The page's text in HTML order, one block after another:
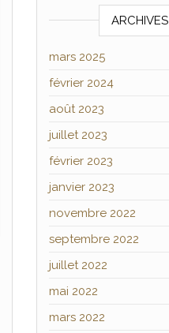
ARCHIVES
mars 2025
février 2024
août 2023
juillet 2023
février 2023
janvier 2023
novembre 2022
septembre 2022
juillet 2022
mai 2022
mars 2022